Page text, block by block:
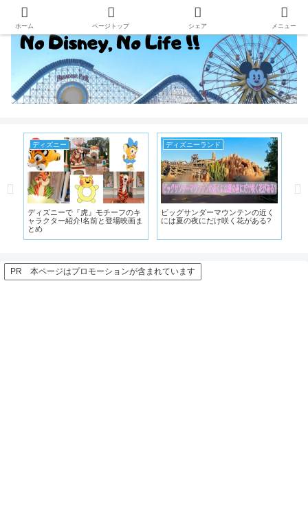
ンテンの近く
く花がある?
ディズニー
三匹の子ぶたの悪役”ビッグ・バッ
ド・ウルフ”について!クラブマウ
ディズニー
シンデレラ城とプロメテウス
山、美女と野獣の城、ディズ
PR 本ページはプロモーションが含まれています
ホーム ページトップ シェア メニュー